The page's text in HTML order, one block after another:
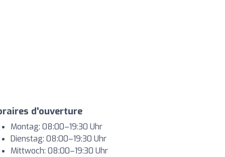
d'ouverture
Montag: 08:00–19:30 Uhr
Dienstag: 08:00–19:30 Uhr
Mittwoch: 08:00–19:30 Uhr